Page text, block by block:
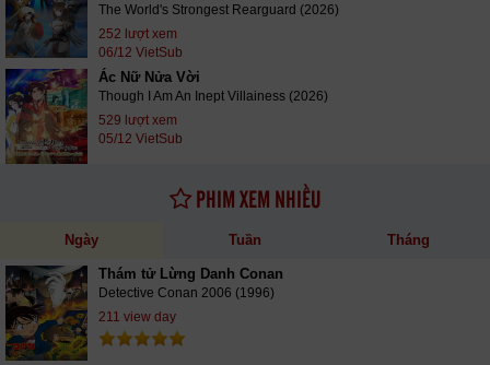
The World's Strongest Rearguard (2026)
252 lượt xem
06/12 VietSub
Ác Nữ Nửa Vời
Though I Am An Inept Villainess (2026)
529 lượt xem
05/12 VietSub
PHIM XEM NHIỀU
Ngày Tuần Tháng
Thám tử Lừng Danh Conan
Detective Conan 2006 (1996)
211 view day